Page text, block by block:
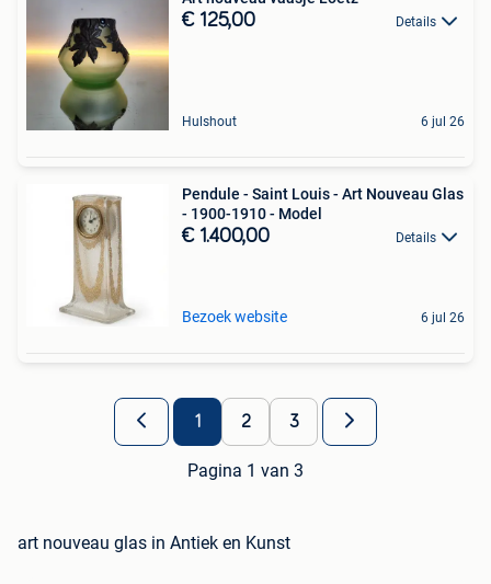
€ 125,00 Details
Hulshout 6 jul 26
Pendule - Saint Louis - Art Nouveau Glas
- 1900-1910 - Model
€ 1.400,00 Details
Bezoek website 6 jul 26
1 2 3
Pagina 1 van 3
art nouveau glas in Antiek en Kunst